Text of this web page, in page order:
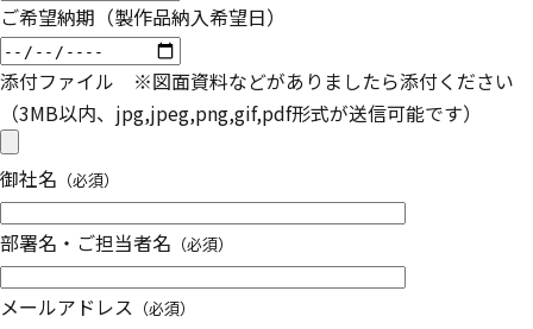
ご希望納期（製作品納入希望日）
添付ファイル ※図面資料などがありましたら添付ください
（3MB以内、jpg,jpeg,png,gif,pdf形式が送信可能です）
御社名 （必須）
部署名・ご担当者名 （必須）
メールアドレス （必須）